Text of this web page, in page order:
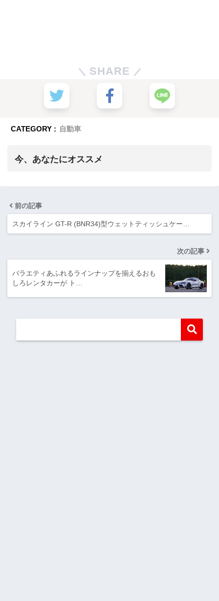
SHARE
CATEGORY : 自動車
今、あなたにオススメ
前の記事
スカイライン GT-R (BNR34)型ウェットティッシュケー…
次の記事
バラエティあふれるラインナップを揃えるおも
しろレンタカーが ト…